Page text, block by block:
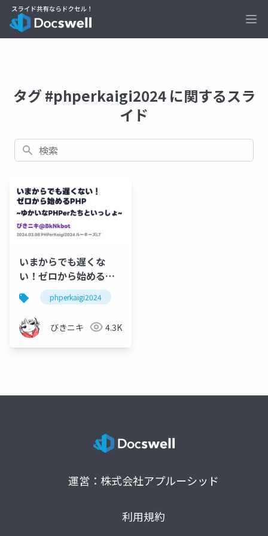
タグ #phperkaigi2024 に関するスラ
イド
検索
いまからでも遅くな
い！ゼロから始める
PHP ~ゆかいなPHPer
たちといっしょ~
phperkaigi2024
びきニキ 4.3K
運営：株式会社アプルーシッド
利用規約